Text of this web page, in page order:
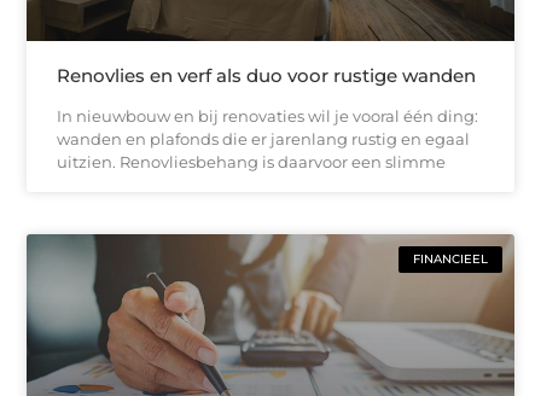
Renovlies en verf als duo voor rustige wanden
In nieuwbouw en bij renovaties wil je vooral één ding:
wanden en plafonds die er jarenlang rustig en egaal
uitzien. Renovliesbehang is daarvoor een slimme
FINANCIEEL